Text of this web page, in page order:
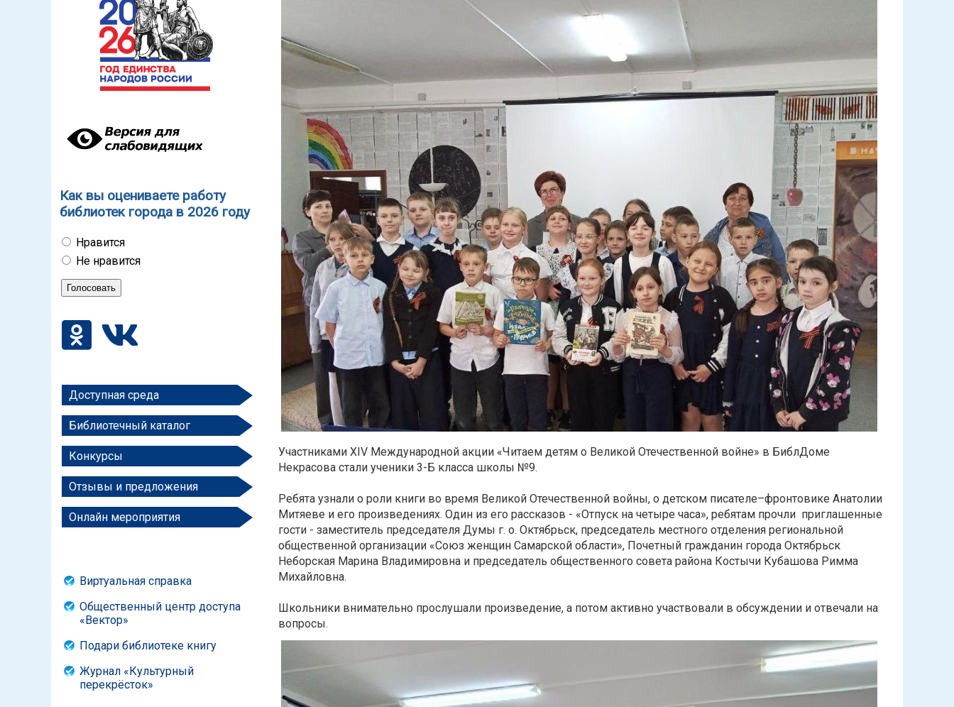
Как вы оцениваете работу
библиотек города в 2026 году
Нравится
Не нравится
Доступная среда
Библиотечный каталог
Конкурсы
Отзывы и предложения
Онлайн мероприятия
Виртуальная справка
Общественный центр доступа
«Вектор»
Подари библиотеке книгу
Журнал «Культурный
перекрёсток»
Участниками XIV Международной акции «Читаем детям о Великой Отечественной войне» в БиблДоме
Некрасова стали ученики 3-Б класса школы №9.
Ребята узнали о роли книги во время Великой Отечественной войны, о детском писателе–фронтовике Анатолии
Митяеве и его произведениях. Один из его рассказов - «Отпуск на четыре часа», ребятам прочли приглашенные
гости - заместитель председателя Думы г. о. Октябрьск, председатель местного отделения региональной
общественной организации «Союз женщин Самарской области», Почетный гражданин города Октябрьск
Неборская Марина Владимировна и председатель общественного совета района Костычи Кубашова Римма
Михайловна.
Школьники внимательно прослушали произведение, а потом активно участвовали в обсуждении и отвечали на
вопросы.